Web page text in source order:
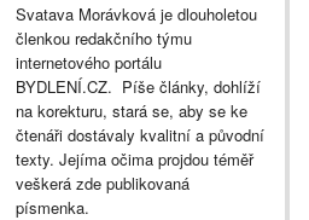
Svatava Morávková je dlouholetou
členkou redakčního týmu
internetového portálu
BYDLENÍ.CZ. Píše články, dohlíží
na korekturu, stará se, aby se ke
čtenáři dostávaly kvalitní a původní
texty. Jejíma očima projdou téměř
veškerá zde publikovaná
písmenka.